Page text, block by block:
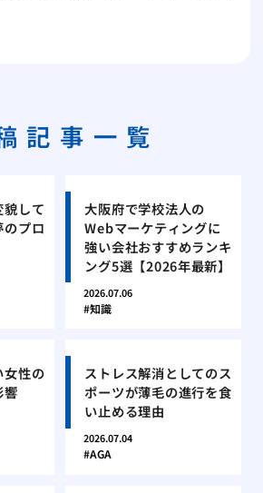
記事一覧
貌して
プロ
大阪府で学校法人の
Webマーケティングに
強い会社おすすめランキ
ング5選【2026年最新】
2026.07.06
知識
女性の
響
ストレス解消としてのス
ポーツが薄毛の進行を食
い止める理由
2026.07.04
AGA